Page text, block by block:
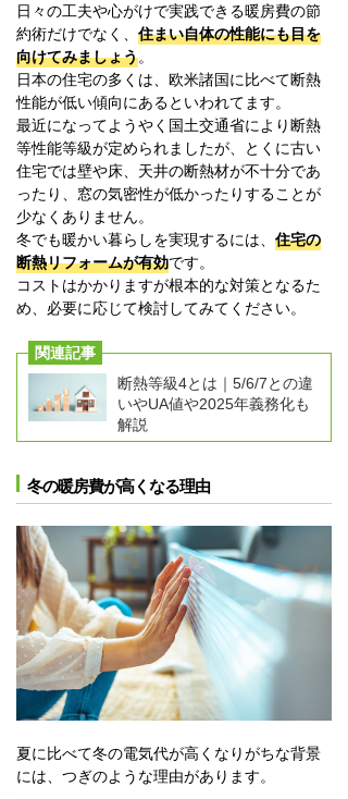
日々の工夫や心がけで実践できる暖房費の節
約術だけでなく、 住まい自体の性能にも目を
向けてみましょう。
日本の住宅の多くは、欧米諸国に比べて断熱
性能が低い傾向にあるといわれてます。
最近になってようやく国土交通省により断熱
等性能等級が定められましたが、とくに古い
住宅では壁や床、天井の断熱材が不十分であ
ったり、窓の気密性が低かったりすることが
少なくありません。
冬でも暖かい暮らしを実現するには、 住宅の
断熱リフォームが有効です。
コストはかかりますが根本的な対策となるた
め、必要に応じて検討してみてください。
関連記事
断熱等級4とは｜5/6/7との違
いやUA値や2025年義務化も
解説
冬の暖房費が高くなる理由
夏に比べて冬の電気代が高くなりがちな背景
には、つぎのような理由があります。